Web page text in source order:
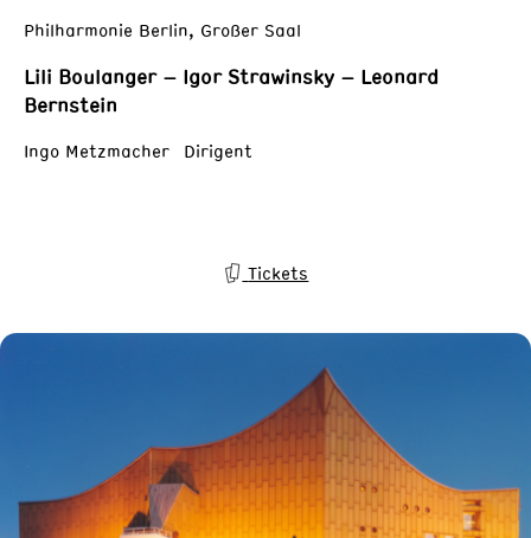
Philharmonie Berlin, Großer Saal
Lili Boulanger – Igor Strawinsky – Leonard
Bernstein
Ingo Metzmacher Dirigent
Tickets